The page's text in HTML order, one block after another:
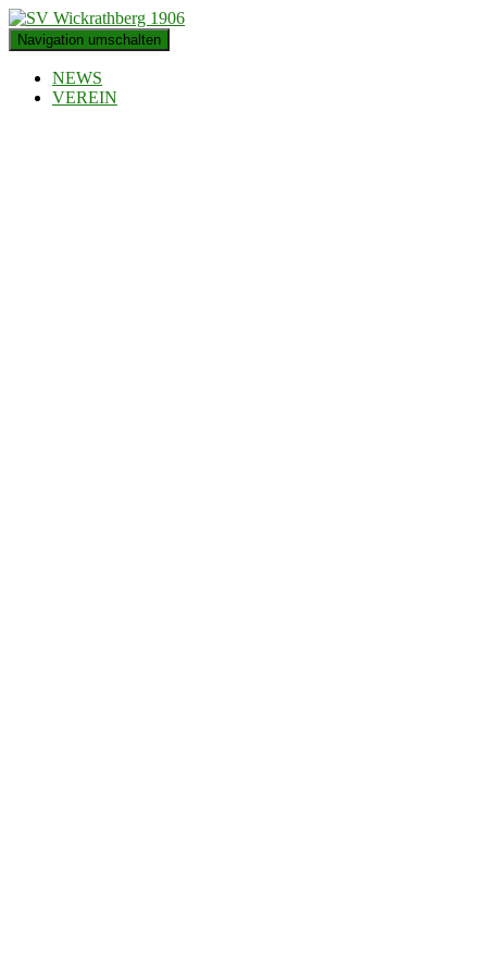
Navigation umschalten
NEWS
VEREIN